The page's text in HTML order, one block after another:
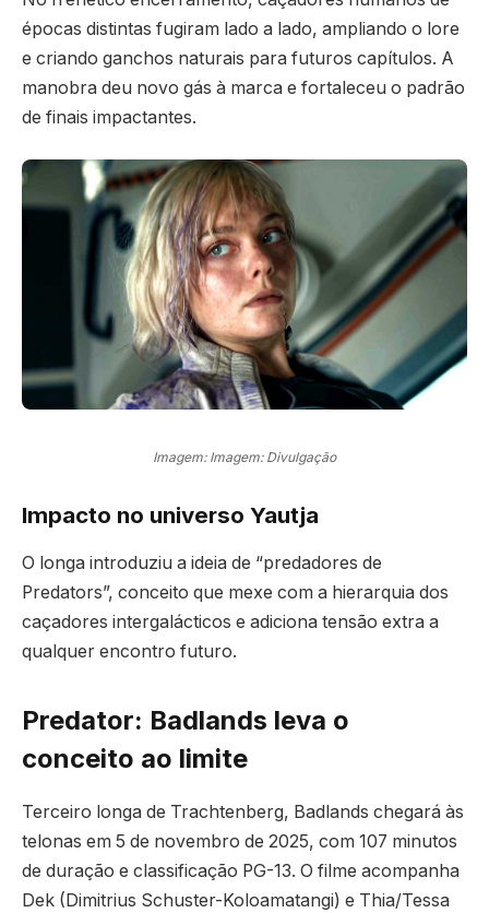
épocas distintas fugiram lado a lado, ampliando o lore
e criando ganchos naturais para futuros capítulos. A
manobra deu novo gás à marca e fortaleceu o padrão
de finais impactantes.
Imagem: Imagem: Divulgação
Impacto no universo Yautja
O longa introduziu a ideia de “predadores de
Predators”, conceito que mexe com a hierarquia dos
caçadores intergalácticos e adiciona tensão extra a
qualquer encontro futuro.
Predator: Badlands leva o
conceito ao limite
Terceiro longa de Trachtenberg, Badlands chegará às
telonas em 5 de novembro de 2025, com 107 minutos
de duração e classificação PG-13. O filme acompanha
Dek (Dimitrius Schuster-Koloamatangi) e Thia/Tessa